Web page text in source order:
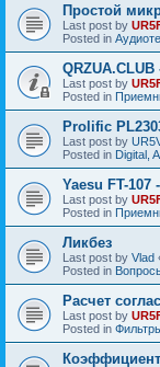
Простой
Last post by
Posted in
QRZUA.CLUB
Last post by
Posted in
Prolific
Last post by
Posted in Digital,
Yaesu FT-107
Last post by
Posted in
Ликбез
Last post by Vlad
Posted in
Расчет
Last post by
Posted in